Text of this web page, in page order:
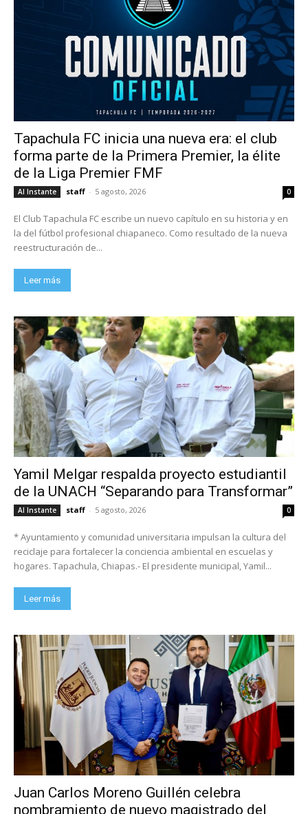
Tapachula FC inicia una nueva era: el club
forma parte de la Primera Premier, la élite
de la Liga Premier FMF
Al Instante staff - 5 agosto, 2026 0
El Club Tapachula FC escribe un nuevo capítulo en su historia y en
la del fútbol profesional chiapaneco. Como resultado de la nueva
reestructuración de...
Leer más
Yamil Melgar respalda proyecto estudiantil
de la UNACH “Separando para Transformar”
Al Instante staff - 5 agosto, 2026 0
* Ayuntamiento y comunidad universitaria impulsan la cultura del
reciclaje para fortalecer la conciencia ambiental en escuelas y
hogares. Tapachula, Chiapas.- El presidente municipal, Yamil...
Leer más
Juan Carlos Moreno Guillén celebra
nombramiento de nuevo magistrado del